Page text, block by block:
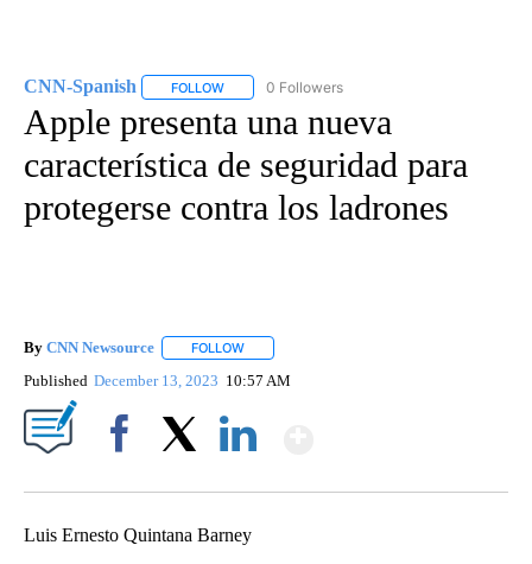
CNN-Spanish FOLLOW FOLLOW "CNN-SPANISH" TO RECEIVE
0 Followers
Apple presenta una nueva
característica de seguridad para
protegerse contra los ladrones
By CNN Newsource FOLLOW
Published December 13, 2023 10:57 AM
Luis Ernesto Quintana Barney